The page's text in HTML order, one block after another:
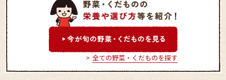
ファーマーズ平岡 ファーマーズ野口
全ての野菜・くだものを探す